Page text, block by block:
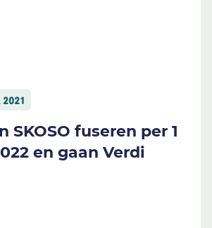
2021
SKOSO fuseren per 1
en gaan Verdi